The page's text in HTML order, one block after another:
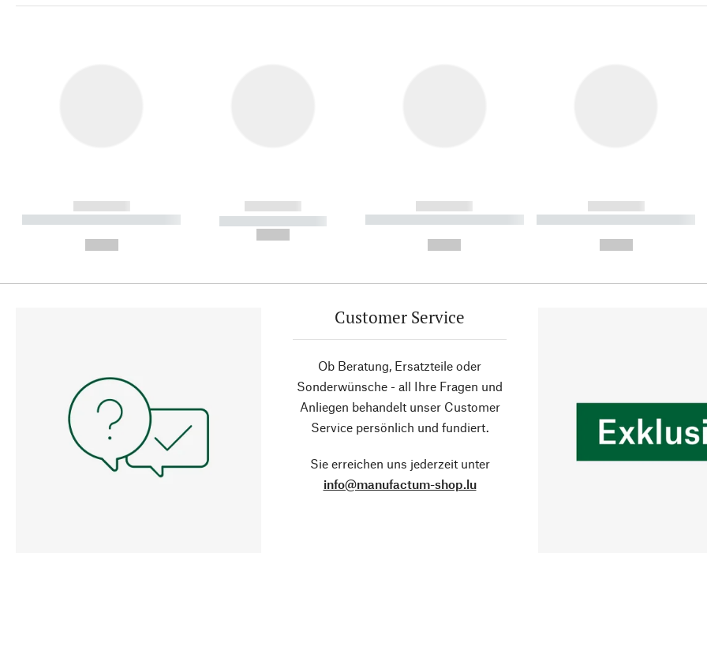
------------
----------- ----------- ----------
------------
----------- -----------
------------
----------- ----------- ----------
------------
----------- ----------- ----------
Customer Service
Ob Beratung, Ersatzteile oder
Sonderwünsche - all Ihre Fragen und
Anliegen behandelt unser Customer
Service persönlich und fundiert.
Sie erreichen uns jederzeit unter
info@manufactum-shop.lu